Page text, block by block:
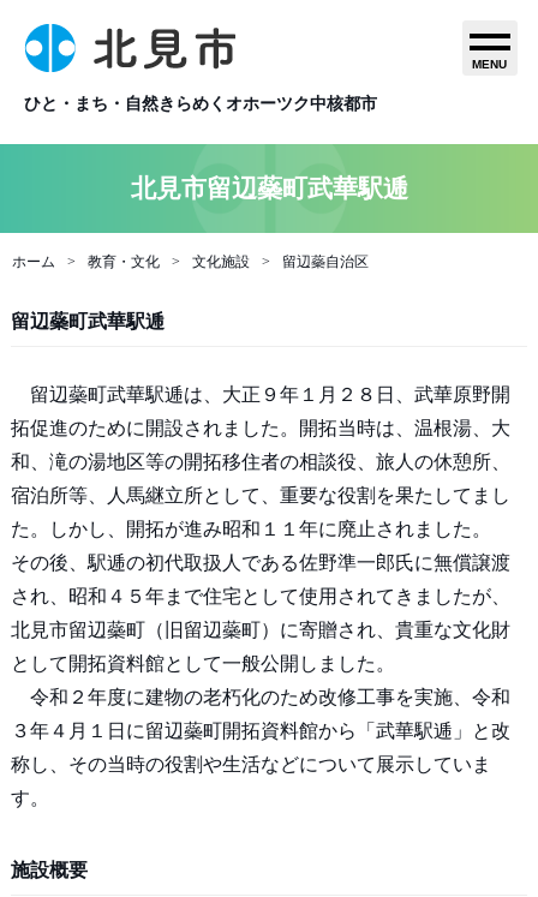
ひと・まち・自然きらめくオホーツク中核都市
MENU
北見市留辺蘂町武華駅逓
ホーム 教育・文化 文化施設 留辺蘂自治区
留辺蘂町武華駅逓
留辺蘂町武華駅逓は、大正９年１月２８日、武華原野開
拓促進のために開設されました。開拓当時は、温根湯、大
和、滝の湯地区等の開拓移住者の相談役、旅人の休憩所、
宿泊所等、人馬継立所として、重要な役割を果たしてまし
た。しかし、開拓が進み昭和１１年に廃止されました。
その後、駅逓の初代取扱人である佐野準一郎氏に無償譲渡
され、昭和４５年まで住宅として使用されてきましたが、
北見市留辺蘂町（旧留辺蘂町）に寄贈され、貴重な文化財
として開拓資料館として一般公開しました。
令和２年度に建物の老朽化のため改修工事を実施、令和
３年４月１日に留辺蘂町開拓資料館から「武華駅逓」と改
称し、その当時の役割や生活などについて展示していま
す。
施設概要